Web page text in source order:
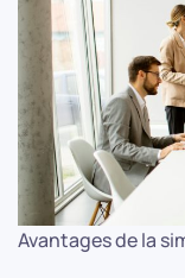
Avantages de la